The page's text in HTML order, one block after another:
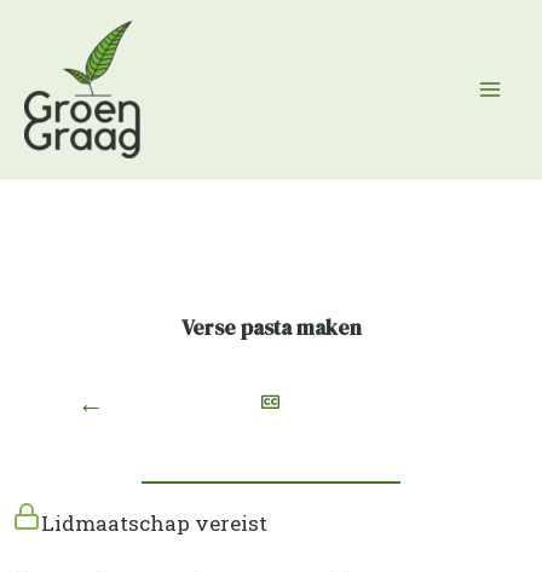
inhoud
Verse pasta maken
←
Lidmaatschap vereist